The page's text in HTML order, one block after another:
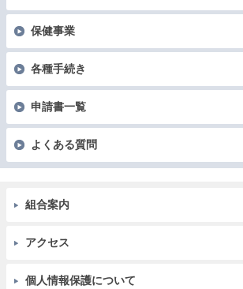
保健事業
各種手続き
申請書一覧
よくある質問
組合案内
アクセス
個人情報保護について